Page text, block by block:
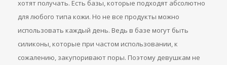
хотят получать. Есть базы, которые подходят абсолютно
для любого типа кожи. Но не все продукты можно
использовать каждый день. Ведь в базе могут быть
силиконы, которые при частом использовании, к
сожалению, закупоривают поры. Поэтому девушкам не